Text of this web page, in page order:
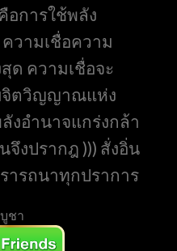
อการใช้พลัง
วามเชื่อความ
ด ความเชื่อจะ
จิตวิญญาณแห่ง
งอำนาจแกร่งกล้า
จึงปรากฎ ))) สั่งอิ่น
ารถนาทุกปราการ
ชา